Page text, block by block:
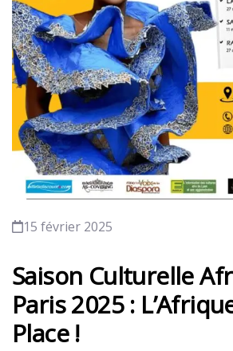
15 février 2025
Saison Culturelle
Paris 2025 :
Place !